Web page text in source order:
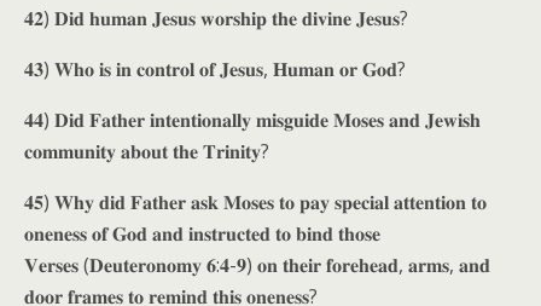
𝟒𝟐) 𝐃𝐢𝐝 𝐡𝐮𝐦𝐚𝐧 𝐉𝐞𝐬𝐮𝐬 𝐰𝐨𝐫𝐬𝐡𝐢𝐩 𝐭𝐡𝐞 𝐝𝐢𝐯𝐢𝐧𝐞 𝐉𝐞𝐬𝐮𝐬?
𝟒𝟑) 𝐖𝐡𝐨 𝐢𝐬 𝐢𝐧 𝐜𝐨𝐧𝐭𝐫𝐨𝐥 𝐨𝐟 𝐉𝐞𝐬𝐮𝐬, 𝐇𝐮𝐦𝐚𝐧 𝐨𝐫 𝐆𝐨𝐝?
𝟒𝟒) 𝐃𝐢𝐝 𝐅𝐚𝐭𝐡𝐞𝐫 𝐢𝐧𝐭𝐞𝐧𝐭𝐢𝐨𝐧𝐚𝐥𝐥𝐲 𝐦𝐢𝐬𝐠𝐮𝐢𝐝𝐞 𝐌𝐨𝐬𝐞𝐬 𝐚𝐧𝐝 𝐉𝐞𝐰𝐢𝐬𝐡
𝐜𝐨𝐦𝐦𝐮𝐧𝐢𝐭𝐲 𝐚𝐛𝐨𝐮𝐭 𝐭𝐡𝐞 𝐓𝐫𝐢𝐧𝐢𝐭𝐲?
𝟒𝟓) 𝐖𝐡𝐲 𝐝𝐢𝐝 𝐅𝐚𝐭𝐡𝐞𝐫 𝐚𝐬𝐤 𝐌𝐨𝐬𝐞𝐬 𝐭𝐨 𝐩𝐚𝐲 𝐬𝐩𝐞𝐜𝐢𝐚𝐥 𝐚𝐭𝐭𝐞𝐧𝐭𝐢𝐨𝐧 𝐭𝐨
𝐨𝐧𝐞𝐧𝐞𝐬𝐬 𝐨𝐟 𝐆𝐨𝐝 𝐚𝐧𝐝 𝐢𝐧𝐬𝐭𝐫𝐮𝐜𝐭𝐞𝐝 𝐭𝐨 𝐛𝐢𝐧𝐝 𝐭𝐡𝐨𝐬𝐞
𝐕𝐞𝐫𝐬𝐞𝐬 (𝐃𝐞𝐮𝐭𝐞𝐫𝐨𝐧𝐨𝐦𝐲 𝟔:𝟒-𝟗) 𝐨𝐧 𝐭𝐡𝐞𝐢𝐫 𝐟𝐨𝐫𝐞𝐡𝐞𝐚𝐝, 𝐚𝐫𝐦𝐬, 𝐚𝐧𝐝
𝐝𝐨𝐨𝐫 𝐟𝐫𝐚𝐦𝐞𝐬 𝐭𝐨 𝐫𝐞𝐦𝐢𝐧𝐝 𝐭𝐡𝐢𝐬 𝐨𝐧𝐞𝐧𝐞𝐬𝐬?